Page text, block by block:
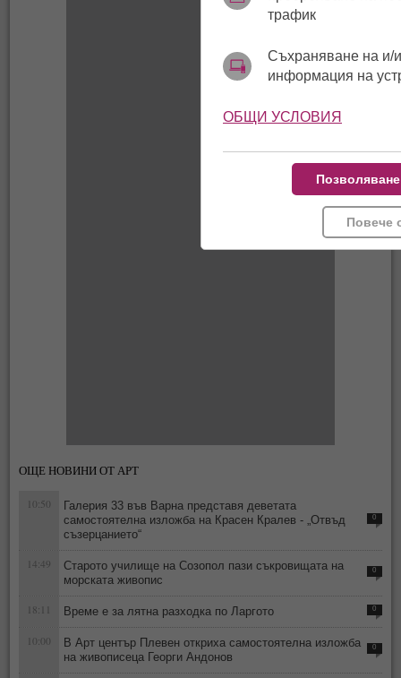
ОЩЕ НОВИНИ ОТ АРТ
10:50
Галерия 33 във Варна представя деветата
самостоятелна изложба на Красен Кралев - „Отвъд
съзерцанието“
0
14:49
Старото училище на Созопол пази съкровищата на
морската живопис
0
18:11 Време е за лятна разходка по Ларгото 0
10:00
В Арт център Плевен откриха самостоятелна изложба
на живописеца Георги Андонов
0
трафик
Съхраняване на и/
информация на
ОБЩИ УСЛОВИЯ
Повече